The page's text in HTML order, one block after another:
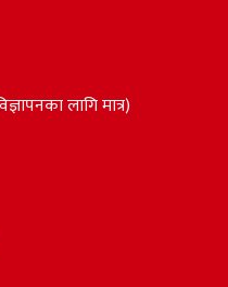
लागि मात्र)